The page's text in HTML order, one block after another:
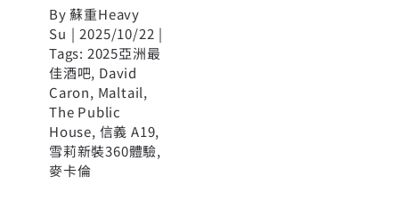
By蘇重Heavy
Su | 2025/10/22 |
Tags: 2025亞洲最
佳酒吧, David
Caron, Maltail,
The Public
House, 信義 A19,
雪莉新裝360體驗,
麥卡倫